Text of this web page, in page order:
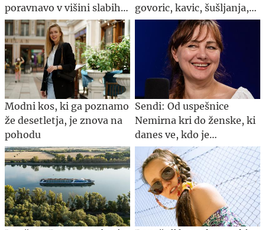
poravnavo v višini slabih
44 milijonov evrov
govoric, kavic, šušljanja,
igric in politike
Modni kos, ki ga poznamo
že desetletja, je znova na
pohodu
Sendi: Od uspešnice
Nemirna kri do ženske, ki
danes ve, kdo je
#Spotkast